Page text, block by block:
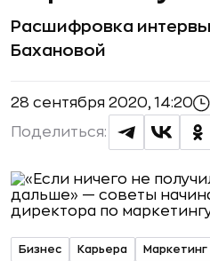
Расшифровка
Бахановой
28 сентября 2020, 14:20
Поделиться:
Бизнес Карьера Маркетинг